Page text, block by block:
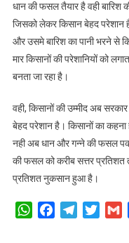
धान की फसल तैयार है वही
जिसको लेकर किसान बेहद
और उसमे बारिश का पानी भरने से
मार किसानों की परेशानियों को
बनता जा रहा है।
वही, किसानों की उम्मीद अब
बेहद परेशान है। किसानों का
नही अब धान और गन्ने की फसल
की फसल को करीब सत्तर
प्रतिशत नुकसान हुआ है।
WhatsAppFacebookTelegram